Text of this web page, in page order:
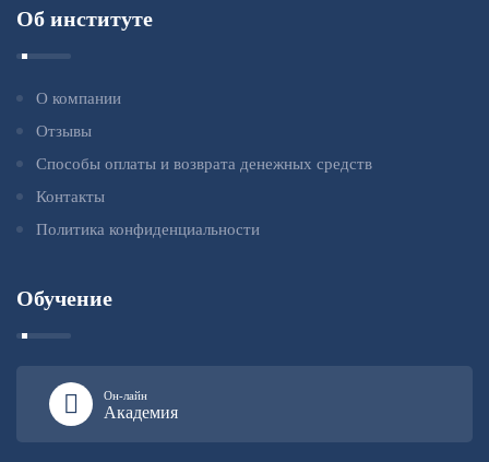
Об институте
О компании
Отзывы
Способы оплаты и возврата денежных средств
Контакты
Политика конфиденциальности
Обучение
Он-лайн
Академия